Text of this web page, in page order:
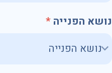
נושא הפנייה